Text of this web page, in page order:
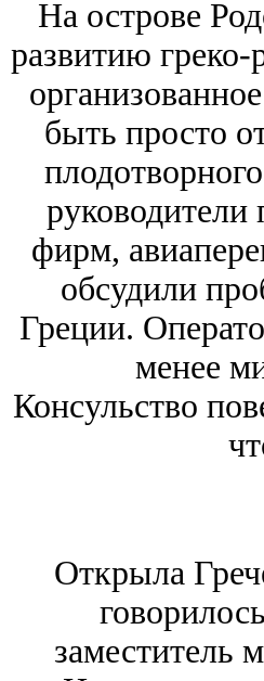
На острове
развитию
быть просто
фирм,
обсудили
Греции.
менее
Консульство
Открыла
заместитель